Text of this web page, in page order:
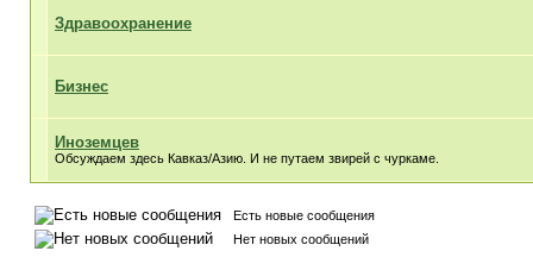
Здравоохранение
Бизнес
Иноземцев
Обсуждаем здесь Кавказ/Азию. И не путаем звирей с чуркаме.
Есть новые сообщения
Нет новых сообщений